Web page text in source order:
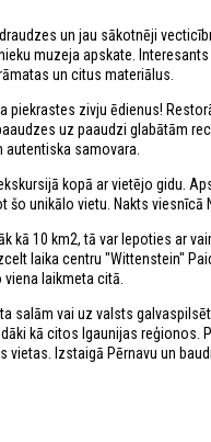
un jau sākotnēji
muzeja apskate.
un citus materiālus.
piekrastes zivju ēdienus!
uz paaudzi glabātām
samovara.
kopā ar vietējo gidu.
unikālo vietu. Nakts viesnīcā
kā 10 km2, tā var lepoties ar
laika centru "Wittenstein"
laikmeta citā.
salām vai uz valsts
kā citos Igaunijas reģionos.
vietas. Izstaigā Pērnavu un